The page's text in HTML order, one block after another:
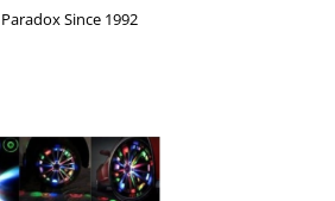
Paradox Since 1992